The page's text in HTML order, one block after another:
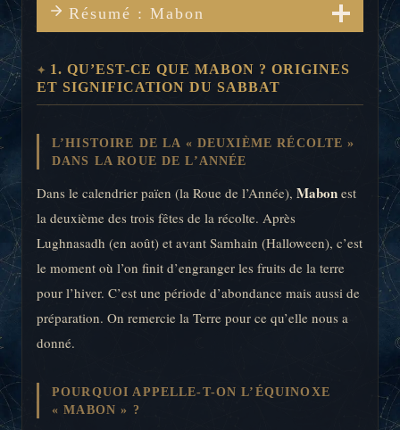
Résumé : Mabon
1. QU’EST-CE QUE MABON ? ORIGINES
ET SIGNIFICATION DU SABBAT
L’HISTOIRE DE LA « DEUXIÈME RÉCOLTE »
DANS LA ROUE DE L’ANNÉE
Dans le calendrier païen (la Roue de l’Année), Mabon est
la deuxième des trois fêtes de la récolte. Après
Lughnasadh (en août) et avant Samhain (Halloween), c’est
le moment où l’on finit d’engranger les fruits de la terre
pour l’hiver. C’est une période d’abondance mais aussi de
préparation. On remercie la Terre pour ce qu’elle nous a
donné.
POURQUOI APPELLE-T-ON L’ÉQUINOXE
« MABON » ?